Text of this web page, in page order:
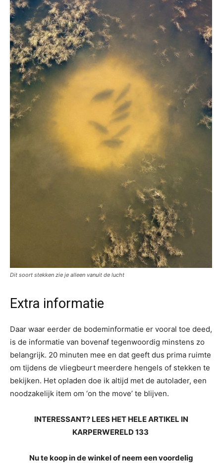
Dit soort stekken zie je alleen vanuit de lucht
Extra informatie
Daar waar eerder de bodeminformatie er vooral toe deed,
is de informatie van bovenaf tegenwoordig minstens zo
belangrijk. 20 minuten mee en dat geeft dus prima ruimte
om tijdens de vliegbeurt meerdere hengels of stekken te
bekijken. Het opladen doe ik altijd met de autolader, een
noodzakelijk item om ‘on the move’ te blijven.
INTERESSANT? LEES HET HELE ARTIKEL IN
KARPERWERELD 133
Nu te koop in de winkel of neem een voordelig